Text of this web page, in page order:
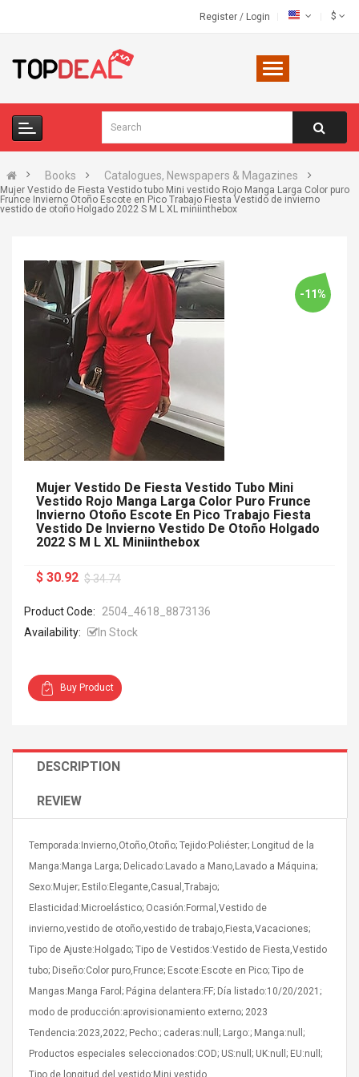
Register / Login $
Books Catalogues, Newspapers & Magazines
Mujer Vestido de Fiesta Vestido tubo Mini vestido Rojo Manga Larga Color puro
Frunce Invierno Otoño Escote en Pico Trabajo Fiesta Vestido de invierno
vestido de otoño Holgado 2022 S M L XL miniinthebox
Plan Cutter
Para Violín
Onctueux -
Ylang-Ylang
2S V2S
5.1 Sneaker
$ 122.72
Men's Pendant Necklace
Tropical Foxtail Chain
Boxing Gloves Fashion
Stainless Steel Silver Gold
Golden 1 Pair Gloves
Black 1 Pair Gloves Rose
$ 28.63
NUX NOD-1 HORSEMAN
-11%
Mujer Vestido De Fiesta Vestido Tubo Mini
Vestido Rojo Manga Larga Color Puro Frunce
Invierno Otoño Escote En Pico Trabajo Fiesta
Vestido De Invierno Vestido De Otoño Holgado
2022 S M L XL Miniinthebox
$ 30.92 $ 34.74
Product Code:
2504_4618_8873136
Availability:
In Stock
Buy Product
DESCRIPTION
REVIEW
Temporada:Invierno,Otoño,Otoño; Tejido:Poliéster; Longitud de la
Manga:Manga Larga; Delicado:Lavado a Mano,Lavado a Máquina;
Sexo:Mujer; Estilo:Elegante,Casual,Trabajo;
Elasticidad:Microelástico; Ocasión:Formal,Vestido de
invierno,vestido de otoño,vestido de trabajo,Fiesta,Vacaciones;
Tipo de Ajuste:Holgado; Tipo de Vestidos:Vestido de Fiesta,Vestido
tubo; Diseño:Color puro,Frunce; Escote:Escote en Pico; Tipo de
Mangas:Manga Farol; Página delantera:FF; Día listado:10/20/2021;
modo de producción:aprovisionamiento externo; 2023
Tendencia:2023,2022; Pecho:; caderas:null; Largo:; Manga:null;
Productos especiales seleccionados:COD; US:null; UK:null; EU:null;
Tipo de longitud del vestido:Mini vestido